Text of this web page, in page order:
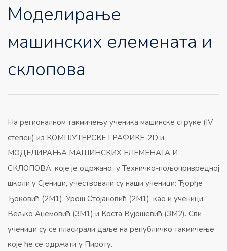
Моделирање
машинских елемената и
склопова
На регионалном такмичењу ученика машинске струке (IV
степен) из КОМПЈУТЕРСКЕ ГРАФИКЕ-2D и
МОДЕЛИРАЊА МАШИНСКИХ ЕЛЕМЕНАТА И
СКЛОПОВА, које је одржано у Техничко-пољопривредној
школи у Сјеници, учествовали су наши ученици: Ђорђе
Ђоковић (2M1), Урош Стојановић (2M1), као и ученици:
Вељко Аџемовић (3M1) и Коста Вујошевић (3M2). Сви
ученици су се пласирали даље на републичко такмичење
које ће се одржати у Пироту.